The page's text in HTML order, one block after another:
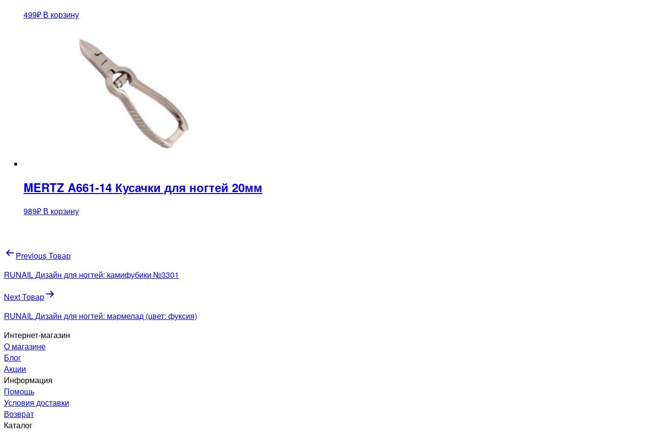
499₽ В корзину
MERTZ A661-14 Кусачки для ногтей 20мм
989₽ В корзину
Навигация
по
записям
Previous Товар
RUNAIL Дизайн для ногтей: камифубики №3301
Next Товар
RUNAIL Дизайн для ногтей: мармелад (цвет: фуксия)
Интернет-магазин
О магазине
Блог
Акции
Информация
Помощь
Условия доставки
Возврат
Каталог